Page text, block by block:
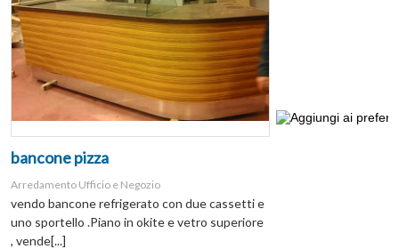
bancone pizza
Arredamento Ufficio e Negozio
vendo bancone refrigerato con due cassetti e
uno sportello .Piano in okite e vetro superiore
, vende[...]